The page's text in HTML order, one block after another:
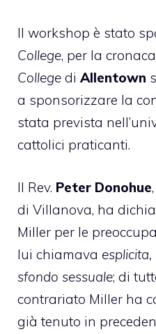
Il workshop è stato
College, per la
College di Allentown
a sponsorizzare la
stata prevista
cattolici praticanti.
Il Rev. Peter Donohue
di Villanova, ha
Miller per le
lui chiamava
sfondo sessuale; di
contrariato Miller ha
già tenuto in